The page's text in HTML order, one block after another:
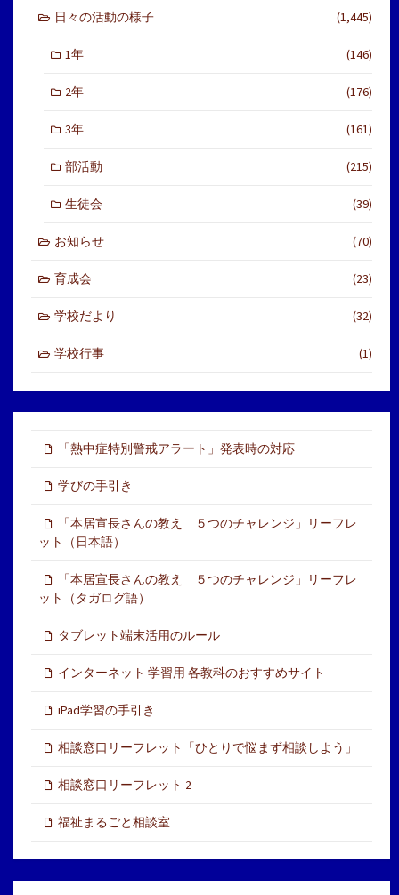
日々の活動の様子 (1,445)
1年 (146)
2年 (176)
3年 (161)
部活動 (215)
生徒会 (39)
お知らせ (70)
育成会 (23)
学校だより (32)
学校行事 (1)
「熱中症特別警戒アラート」発表時の対応
学びの手引き
「本居宣長さんの教え ５つのチャレンジ」リーフレ
ット（日本語）
「本居宣長さんの教え ５つのチャレンジ」リーフレ
ット（タガログ語）
タブレット端末活用のルール
インターネット 学習用 各教科のおすすめサイト
iPad学習の手引き
相談窓口リーフレット「ひとりで悩まず相談しよう」
相談窓口リーフレット 2
福祉まるごと相談室